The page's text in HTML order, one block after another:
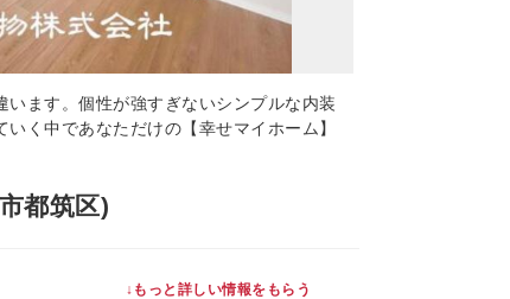
います。個性が強すぎないシンプルな内装
く中であなただけの【幸せマイホーム】
都筑区)
↓もっと詳しい情報をもらう